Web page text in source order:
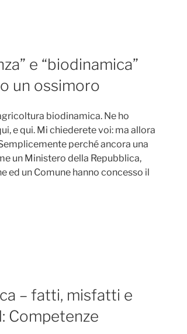
e “biodinamica”
un ossimoro
biodinamica. Ne ho
e qui. Mi chiederete voi: ma allora
perché ancora una
un Ministero della Repubblica,
ed un Comune hanno concesso il
– fatti, misfatti e
Competenze